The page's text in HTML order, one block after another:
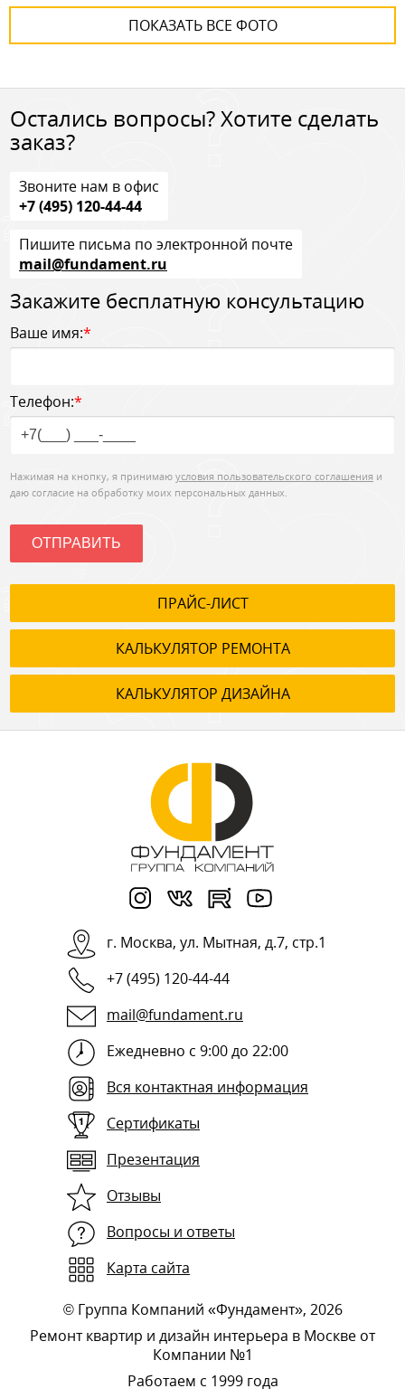
ПОКАЗАТЬ ВСЕ ФОТО
Остались вопросы? Хотите сделать
заказ?
Звоните нам в офис
+7 (495) 120-44-44
Пишите письма по электронной почте
mail@fundament.ru
Закажите бесплатную консультацию
Ваше имя:*
Телефон:*
Нажимая на кнопку, я принимаю условия пользовательского соглашения и
даю согласие на обработку моих персональных данных.
ОТПРАВИТЬ
ПРАЙС-ЛИСТ
КАЛЬКУЛЯТОР РЕМОНТА
КАЛЬКУЛЯТОР ДИЗАЙНА
г. Москва, ул. Мытная, д.7, стр.1
+7 (495) 120-44-44
mail@fundament.ru
Ежедневно с 9:00 до 22:00
Вся контактная информация
Сертификаты
Презентация
Отзывы
Вопросы и ответы
Карта сайта
© Группа Компаний «Фундамент», 2026
Ремонт квартир и дизайн интерьера в Москве от
Компании №1
Работаем с 1999 года